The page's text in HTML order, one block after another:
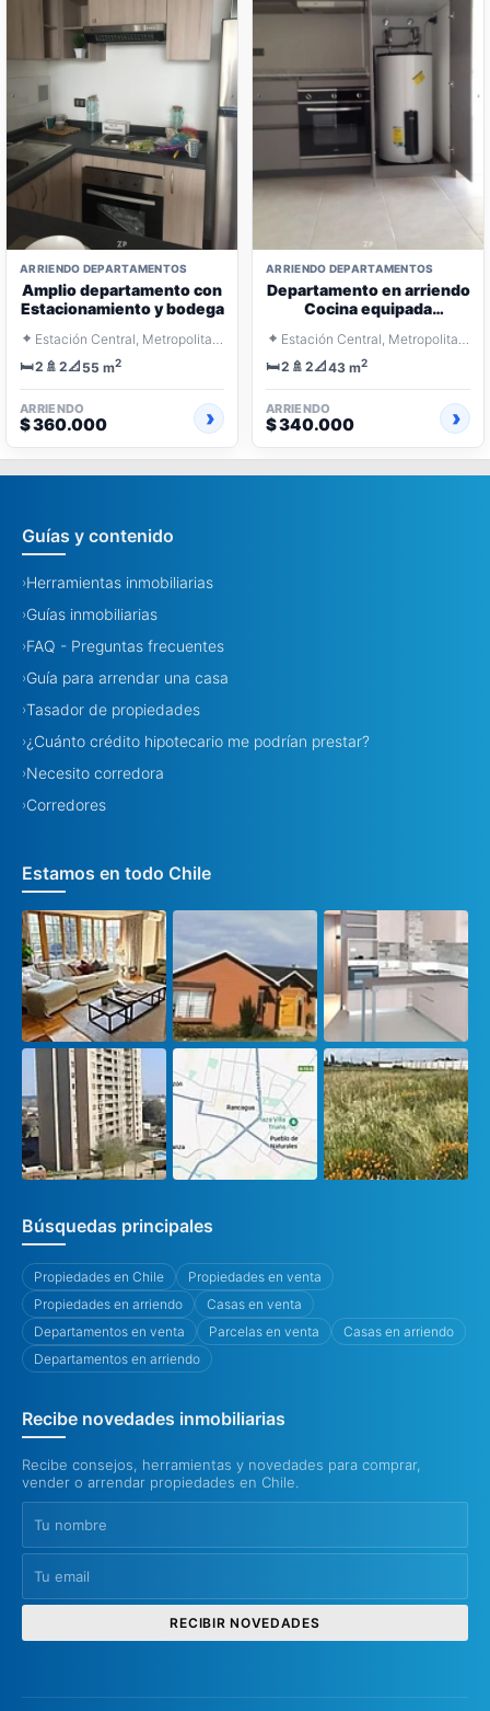
ARRIENDO DEPARTAMENTOS
Amplio departamento con
Estacionamiento y bodega
⌖
🛏️2 🚿 2📐 55 m2
ARRIENDO
$ 360.000
ARRIENDO DEPARTAMENTOS
Departamento en arriendo
Cocina equipada
⌖
🛏️2 🚿 2📐43 m2
ARRIENDO
$ 340.000
Guías y contenido
›Herramientas inmobiliarias
›Guías inmobiliarias
›FAQ - Preguntas frecuentes
›Guía para arrendar una casa
›Tasador de propiedades
›¿Cuánto crédito hipotecario me podrían prestar?
›Necesito corredora
›Corredores
Estamos en todo Chile
Búsquedas principales
Propiedades en Chile
Propiedades en venta
Propiedades en arriendo
Casas en venta
Departamentos en venta
Parcelas en venta
Casas en arriendo
Departamentos en arriendo
Recibe novedades inmobiliarias
Recibe consejos, herramientas y novedades para comprar,
vender o arrendar propiedades en Chile.
RECIBIR NOVEDADES